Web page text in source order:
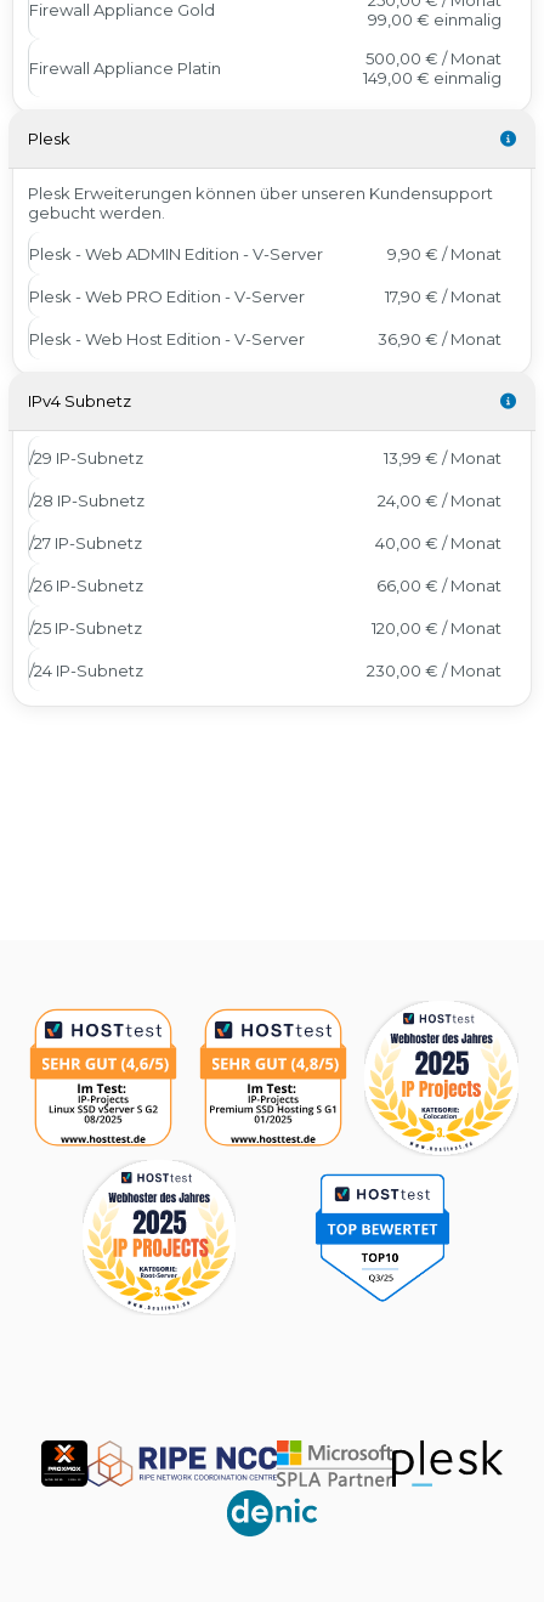
Firewall Appliance Gold
99,00 € einmalig
Firewall Appliance Platin
500,00 € / Monat
149,00 € einmalig
Plesk
Plesk Erweiterungen können über unseren Kundensupport
gebucht werden.
Plesk - Web ADMIN Edition - V-Server 9,90 € / Monat
Plesk - Web PRO Edition - V-Server 17,90 € / Monat
Plesk - Web Host Edition - V-Server 36,90 € / Monat
IPv4 Subnetz
/29 IP-Subnetz 13,99 € / Monat
/28 IP-Subnetz 24,00 € / Monat
/27 IP-Subnetz 40,00 € / Monat
/26 IP-Subnetz 66,00 € / Monat
/25 IP-Subnetz 120,00 € / Monat
/24 IP-Subnetz 230,00 € / Monat
Partner